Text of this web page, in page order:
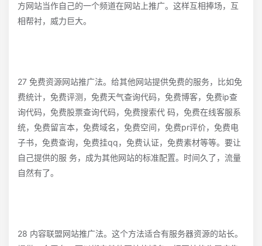
方网站当作自己的一个频道在网站上推广。这样互相捧场，互
相帮衬，威力巨大。
27 免费资源网站推广法。给其他网站提供免费的服务，比如免
费统计，免费评测，免费天气查询代码，免费博客，免费ip查
询代码，免费股票查询代码，免费搜索代 码，免费在线客服系
统，免费留言本，免费域名，免费空间，免费pr评价，免费电
子书，免费查询，免费挂qq，免费认证，免费素材等等。要让
自己提供的服 务，成为其他网站的标准配置。时间久了，流量
自然有了。
28 内容联盟网站推广法。这个方法适合有服务器资源的站长。